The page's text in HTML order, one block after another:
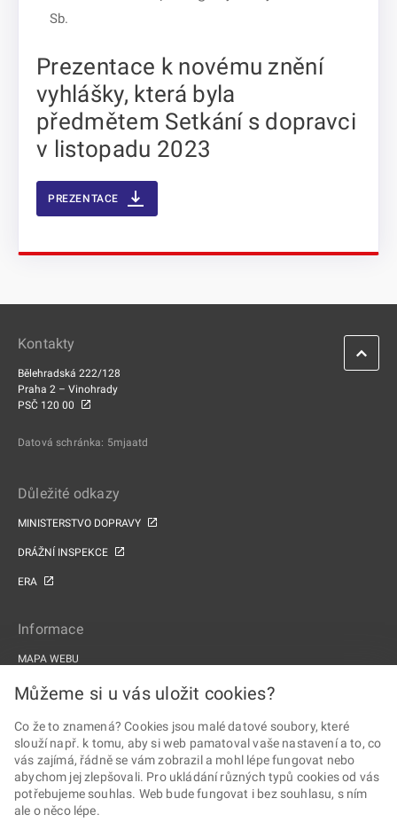
Sb.
Prezentace k novému znění
vyhlášky, která byla
předmětem Setkání s dopravci
v listopadu 2023
PREZENTACE
Kontakty
Bělehradská 222/128
Praha 2 – Vinohrady
PSČ 120 00
Datová schránka: 5mjaatd
Důležité odkazy
MINISTERSTVO DOPRAVY
DRÁŽNÍ INSPEKCE
ERA
Informace
MAPA WEBU
PROHLÁŠENÍ O PŘÍSTUPNOSTI
PROJEKTY EU
Sledujte Drážní úřad
Můžeme si u vás uložit cookies?
Co že to znamená? Cookies jsou malé datové soubory, které
slouží např. k tomu, aby si web pamatoval vaše nastavení a to, co
vás zajímá, řádně se vám zobrazil a mohl lépe fungovat nebo
abychom jej zlepšovali. Pro ukládání různých typů cookies od vás
potřebujeme souhlas. Web bude fungovat i bez souhlasu, s ním
ale o něco lépe.